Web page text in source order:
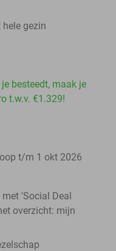
gezin
besteedt, maak je
t.w.v. €1.329!
t/m 1 okt 2026
'Social Deal
overzicht: mijn